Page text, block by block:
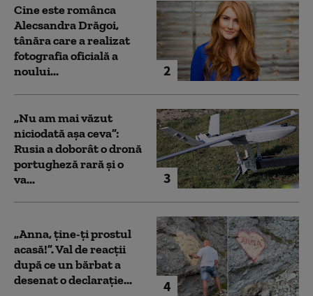
2
Cine este românca
Alecsandra Drăgoi,
tânăra care a realizat
fotografia oficială a
noului...
3
„Nu am mai văzut
niciodată așa ceva”:
Rusia a doborât o dronă
portugheză rară și o
va...
4
„Anna, ţine-ţi prostul
acasă!”. Val de reacții
după ce un bărbat a
desenat o declarație...